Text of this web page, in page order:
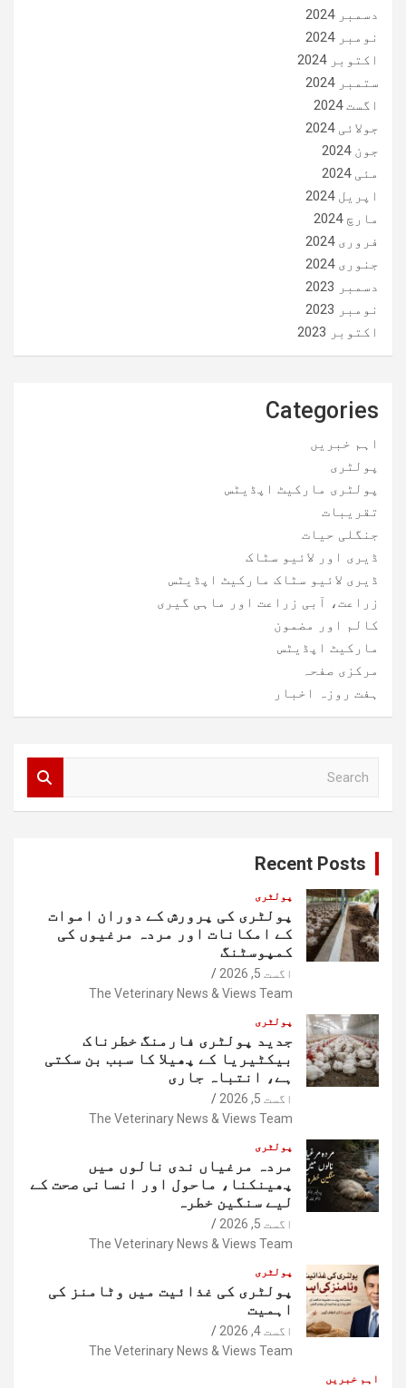
دسمبر 2024
نومبر 2024
اکتوبر 2024
ستمبر 2024
اگست 2024
جولائی 2024
جون 2024
مئی 2024
اپریل 2024
مارچ 2024
فروری 2024
جنوری 2024
دسمبر 2023
نومبر 2023
اکتوبر 2023
Categories
اہم خبریں
پولٹری
پولٹری مارکیٹ اپڈیٹس
تقریبات
جنگلی حیات
ڈیری اور لائیو سٹاک
ڈیری لائیو سٹاک مارکیٹ اپڈیٹس
زراعت، آبی زراعت اور ماہی گیری
کالم اور مضمون
مارکیٹ اپڈیٹس
مرکزی صفحہ
ہفت روزہ اخبار
Recent Posts
پولٹری
پولٹری کی پرورش کے دوران اموات
کے امکانات اور مردہ مرغیوں کی
کمپوسٹنگ
اگست 5, 2026
The Veterinary News & Views Team
پولٹری
جدید پولٹری فارمنگ خطرناک
بیکٹیریا کے پھیلا کا سبب بن سکتی
ہے، انتباہ جاری
اگست 5, 2026
The Veterinary News & Views Team
پولٹری
مردہ مرغیاں ندی نالوں میں
پھینکنا، ماحول اور انسانی صحت کے
لیے سنگین خطرہ
اگست 5, 2026
The Veterinary News & Views Team
پولٹری
پولٹری کی غذائیت میں وٹامنز کی
اہمیت
اگست 4, 2026
The Veterinary News & Views Team
اہم خبریں